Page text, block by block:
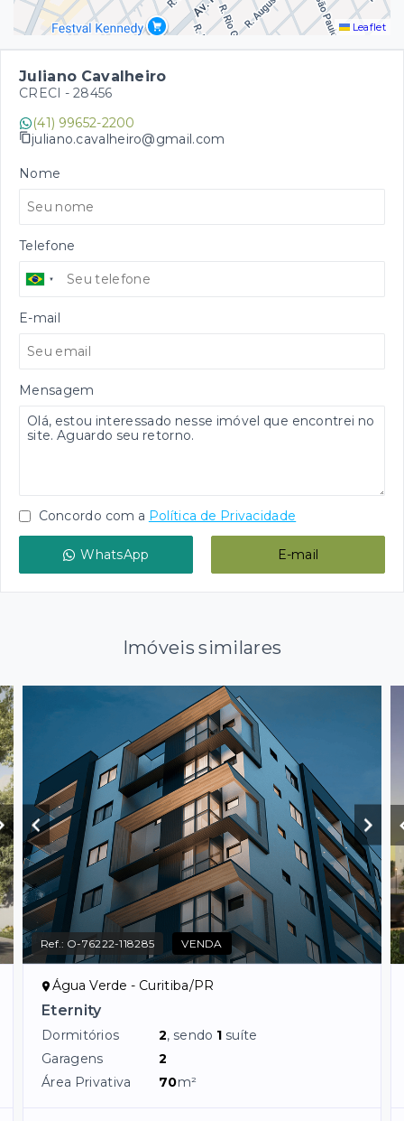
Leaflet
Juliano Cavalheiro
CRECI - 28456
(41) 99652-2200
juliano.cavalheiro@gmail.com
Nome
Telefone
E-mail
Mensagem
Concordo com a Política de Privacidade
WhatsApp E-mail
Imóveis similares
Ref.: O-76222-118285 VENDA
Água Verde - Curitiba/PR
Eternity
Dormitórios 2, sendo 1 suíte
Garagens
2
Área Privativa
70m²